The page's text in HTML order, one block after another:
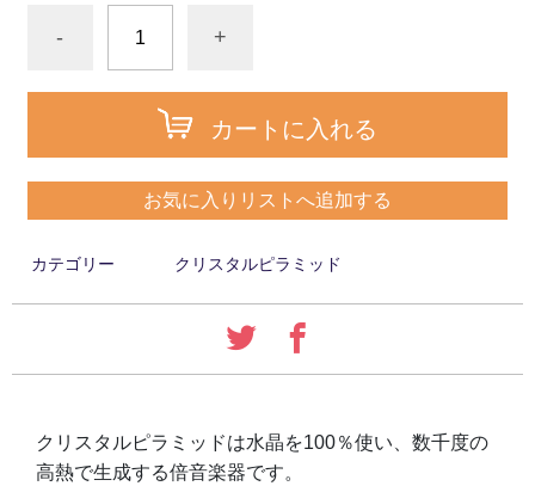
- +
カートに入れる
お気に入りリストへ追加する
カテゴリー クリスタルピラミッド
クリスタルピラミッドは水晶を100％使い、数千度の
高熱で生成する倍音楽器です。